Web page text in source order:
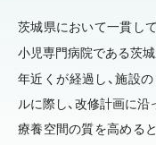
茨城県において一貫し
小児専門病院である茨
年近くが経過し、施設
ルに際し、改修計画に
療養空間の質を高める